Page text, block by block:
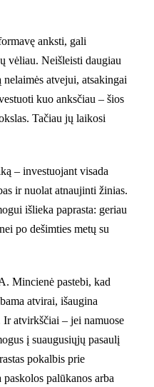
anksti, gali
vėliau. Neišleisti daugiau
atvejui, atsakingai
kuo anksčiau – šios
Tačiau jų laikosi
– investuojant visada
ir nuolat atnaujinti žinias.
išlieka paprasta: geriau
po dešimties metų su
Mincienė pastebi, kad
atvirai, išaugina
atvirkščiai – jei namuose
į suaugusiųjų pasaulį
pokalbis prie
palūkanos arba